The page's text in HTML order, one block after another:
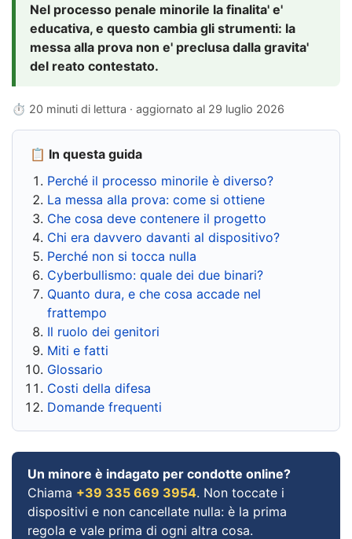
Nel processo penale minorile la finalita' e'
educativa, e questo cambia gli strumenti: la
messa alla prova non e' preclusa dalla gravita'
del reato contestato.
⏱ 20 minuti di lettura · aggiornato al 29 luglio 2026
📋 In questa guida
Perché il processo minorile è diverso?
La messa alla prova: come si ottiene
Che cosa deve contenere il progetto
Chi era davvero davanti al dispositivo?
Perché non si tocca nulla
Cyberbullismo: quale dei due binari?
Quanto dura, e che cosa accade nel
frattempo
Il ruolo dei genitori
Miti e fatti
Glossario
Costi della difesa
Domande frequenti
Un minore è indagato per condotte online?
Chiama +39 335 669 3954. Non toccate i
dispositivi e non cancellate nulla: è la prima
regola e vale prima di ogni altra cosa.